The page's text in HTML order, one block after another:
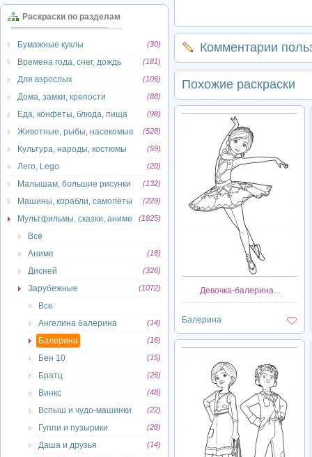
Раскраски по разделам
Бумажные куклы (30)
Времена года, снег, дождь (181)
Для взрослых (106)
Дома, замки, крепости (88)
Еда, конфеты, блюда, пища (98)
Животные, рыбы, насекомые (528)
Культура, народы, костюмы (59)
Лего, Lego (20)
Малышам, большие рисунки (132)
Машины, корабли, самолёты (229)
Мультфильмы, сказки, аниме (1825)
Все
Аниме
(18)
Дисней (326)
Зарубежные (1072)
Все
Ангелина балерина
(14)
Балерина (16)
Бен 10 (15)
Братц (26)
Винкс (48)
Вспыш и чудо-машинки (22)
Гуппи и пузырики (28)
Даша и друзья (14)
Комментарии
Похожие раскраски
Девочка-балерина...
Балерина